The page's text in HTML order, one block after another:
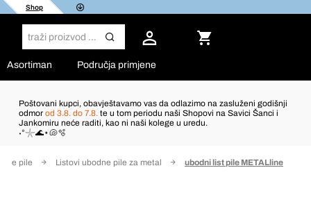
Shop
Asortiman Područja primjene
Poštovani kupci, obavještavamo vas da odlazimo na zasluženi godišnji
odmor od 3.8. do 7.8. te u tom periodu naši Shopovi na Savici Šanci i
Jankomiru neće raditi, kao ni naši kolege u uredu.
˖°𓇼🌊⋆🐚🫧
pile Listovi ubodne pile za metal ubodni list pile METALline